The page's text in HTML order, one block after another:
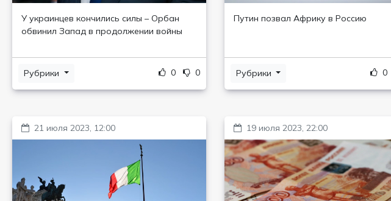
У украинцев кончились силы – Орбан
обвинил Запад в продолжении войны
Рубрики 0 0
Путин позвал Африку в Россию
Рубрики 0
21 июля 2023, 12:00 19 июля 2023, 22:00